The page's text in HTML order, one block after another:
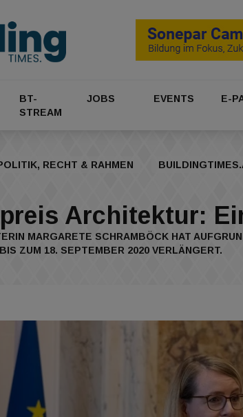
BT-
STREAM
JOBS EVENTS E-
RECHT & RAHMEN
Architektur:
MARGARETE SCHRAMBÖCK HAT
ZUM 18. SEPTEMBER 2020 VERLÄNGERT.